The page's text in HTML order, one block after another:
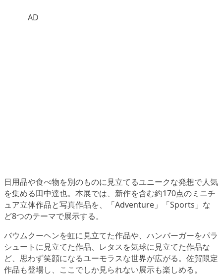
AD
日用品や食べ物を別のものに見立てるユニークな発想で人気
を集める田中達也。本展では、新作を含む約170点のミニチ
ュア立体作品と写真作品を、「Adventure」「Sports」な
ど8つのテーマで展示する。
バウムクーヘンを虹に見立てた作品や、ハンバーガーをパラ
シュートに見立てた作品、レタスを気球に見立てた作品な
ど、思わず笑顔になるユーモラスな世界が広がる。佐賀限定
作品も登場し、ここでしか見られない展示も楽しめる。